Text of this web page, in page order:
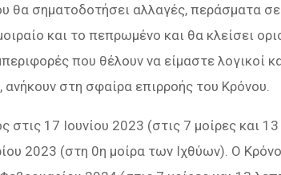
θα σηματοδοτήσει αλλαγές, περάσματα
και το πεπρωμένο και θα κλείσει
που θέλουν να είμαστε λογικοί
στη σφαίρα επιρροής του Κρόνου.
στις 17 Ιουνίου 2023 (στις 7 μοίρες και
2023 (στη 0η μοίρα των Ιχθύων). Ο